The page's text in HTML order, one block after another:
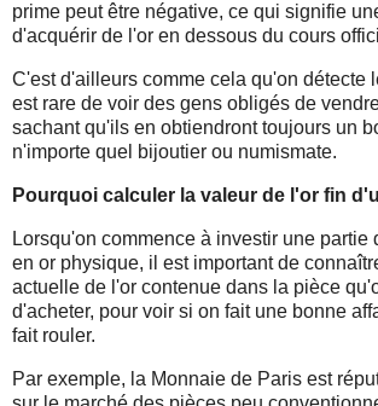
prime peut être négative, ce qui signifie
d'acquérir de l'or en dessous du cours
C'est d'ailleurs comme cela qu'on détecte
est rare de voir des gens obligés de
sachant qu'ils en obtiendront toujours un
n'importe quel bijoutier ou numismate.
Pourquoi calculer la valeur de l'or fin
Lorsqu'on commence à investir une partie
en or physique, il est important de
actuelle de l'or contenue dans la pièce
d'acheter, pour voir si on fait une bonne
fait rouler.
Par exemple, la Monnaie de Paris est